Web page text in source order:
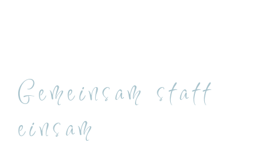
Gemeinsam statt
einsam